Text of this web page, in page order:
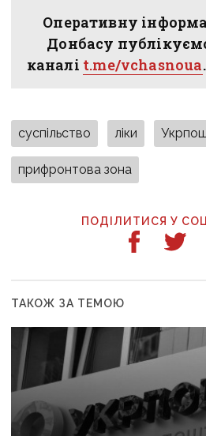
Оперативну
Донбасу
каналі t.me/vchasnoua
суспільство ліки
прифронтова зона
ПОДІЛИТИСЯ У
ТАКОЖ ЗА ТЕМОЮ